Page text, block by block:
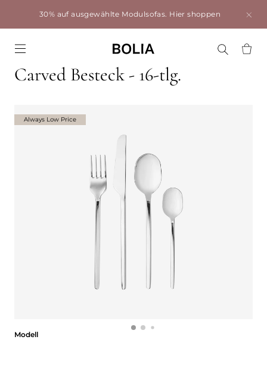
30% auf ausgewählte Modulsofas. Hier shoppen
Carved Besteck - 16-tlg.
Modell
Always Low Price